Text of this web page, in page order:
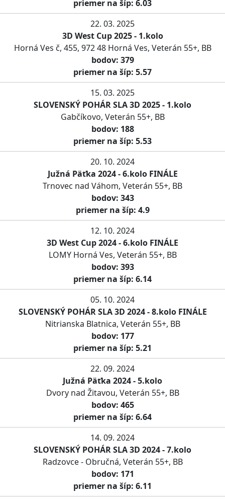
priemer na šíp: 6.03
22. 03. 2025
3D West Cup 2025 - 1.kolo
Horná Ves č, 455, 972 48 Horná Ves, Veterán 55+, BB
bodov: 379
priemer na šíp: 5.57
15. 03. 2025
SLOVENSKÝ POHÁR SLA 3D 2025 - 1.kolo
Gabčíkovo, Veterán 55+, BB
bodov: 188
priemer na šíp: 5.53
20. 10. 2024
Južná Päťka 2024 - 6.kolo FINÁLE
Trnovec nad Váhom, Veterán 55+, BB
bodov: 343
priemer na šíp: 4.9
12. 10. 2024
3D West Cup 2024 - 6.kolo FINÁLE
LOMY Horná Ves, Veterán 55+, BB
bodov: 393
priemer na šíp: 6.14
05. 10. 2024
SLOVENSKÝ POHÁR SLA 3D 2024 - 8.kolo FINÁLE
Nitrianska Blatnica, Veterán 55+, BB
bodov: 177
priemer na šíp: 5.21
22. 09. 2024
Južná Päťka 2024 - 5.kolo
Dvory nad Žitavou, Veterán 55+, BB
bodov: 465
priemer na šíp: 6.64
14. 09. 2024
SLOVENSKÝ POHÁR SLA 3D 2024 - 7.kolo
Radzovce - Obručná, Veterán 55+, BB
bodov: 171
priemer na šíp: 6.11